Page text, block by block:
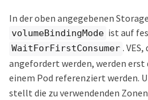
In der oben angegebenen
volumeBindingMode ist auf
WaitForFirstConsumer .
angefordert werden, werden erst
einem Pod referenziert werden.
stellt die zu verwendenden